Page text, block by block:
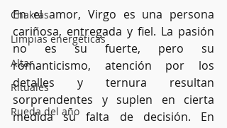
Chakras
Limpias energéticas
Altar
Rituales
Rueda del año
En el amor, Virgo es una persona
cariñosa, entregada y fiel. La pasión
no es su fuerte, pero su
romanticismo, atención por los
detalles y ternura resultan
sorprendentes y suplen en cierta
medida su falta de decisión. En